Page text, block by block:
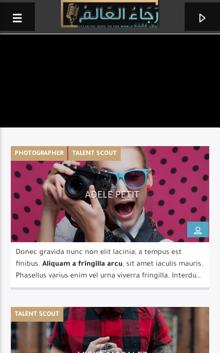
ترنيمة وكلمة
نزار فرنسيس
PHOTOGRAPHER TALENT SCOUT
ADELE PETIT
Donec gravida nunc non elit lacinia, a tempus est
finibus.Aliquam a fringilla arcu, sit amet iaculis mauris.
Phasellus varius enim vel urna viverra fringilla. Interdum
et malesuada fames ac.
TALENT SCOUT